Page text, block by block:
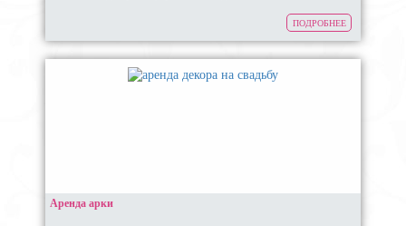
ПОДРОБНЕЕ
Аренда арки